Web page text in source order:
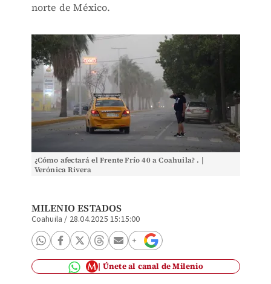
norte de México.
¿Cómo afectará el Frente Frío 40 a Coahuila? . |
Verónica Rivera
MILENIO ESTADOS
Coahuila / 28.04.2025 15:15:00
Únete al canal de Milenio